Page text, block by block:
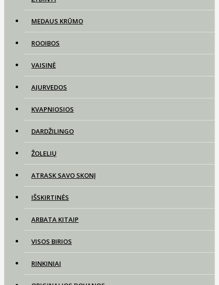
MEDAUS KRŪMO
ROOIBOS
VAISINĖ
AJURVEDOS
KVAPNIOSIOS
DARDŽILINGO
ŽOLELIŲ
ATRASK SAVO SKONĮ
IŠSKIRTINĖS
ARBATA KITAIP
VISOS BIRIOS
RINKINIAI